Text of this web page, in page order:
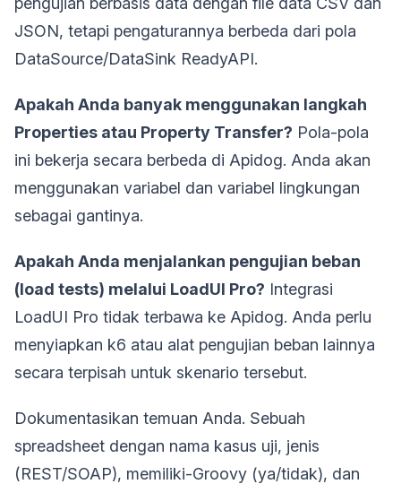
JSON, tetapi pengaturannya berbeda dari pola
DataSource/DataSink ReadyAPI.
Apakah Anda banyak menggunakan langkah
Properties atau Property Transfer? Pola-pola
ini bekerja secara berbeda di Apidog. Anda akan
menggunakan variabel dan variabel lingkungan
sebagai gantinya.
Apakah Anda menjalankan pengujian beban
(load tests) melalui LoadUI Pro? Integrasi
LoadUI Pro tidak terbawa ke Apidog. Anda perlu
menyiapkan k6 atau alat pengujian beban lainnya
secara terpisah untuk skenario tersebut.
Dokumentasikan temuan Anda. Sebuah
spreadsheet dengan nama kasus uji, jenis
(REST/SOAP), memiliki-Groovy (ya/tidak), dan